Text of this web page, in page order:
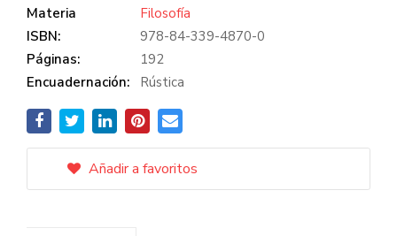
Materia
Filosofía
ISBN:
978-84-339-4870-0
Páginas:
192
Encuadernación:
Rústica
Añadir a favoritos